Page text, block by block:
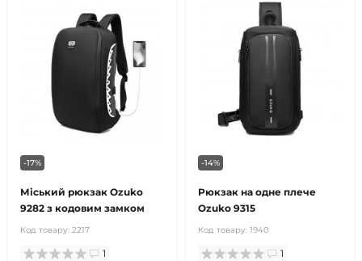
-17%
Міський рюкзак Ozuko
9282 з кодовим замком
Код товару: 2217
1
-14%
Рюкзак на одне плече
Ozuko 9315
Код товару: 1940
1